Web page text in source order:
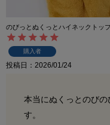
のびっとぬくっとハイネックトッ
購入者
投稿日 2026/01/24
本当にぬくっとのび
す。